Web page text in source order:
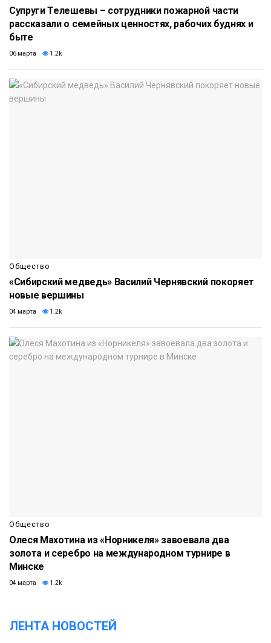
Супруги Телешевы – сотрудники пожарной части
рассказали о семейных ценностях, рабочих буднях и
быте
06 марта 1.2k
Общество
«Сибирский медведь» Василий Чернявский покоряет
новые вершины
04 марта 1.2k
Общество
Олеся Махотина из «Норникеля» завоевала два
золота и серебро на международном турнире в
Минске
04 марта 1.2k
ЛЕНТА НОВОСТЕЙ